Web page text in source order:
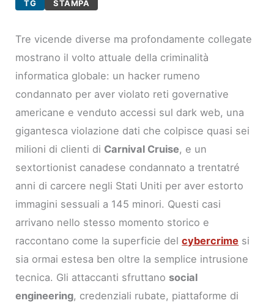
TG STAMPA
Tre vicende diverse ma profondamente collegate
mostrano il volto attuale della criminalità
informatica globale: un hacker rumeno
condannato per aver violato reti governative
americane e venduto accessi sul dark web, una
gigantesca violazione dati che colpisce quasi sei
milioni di clienti di Carnival Cruise, e un
sextortionist canadese condannato a trentatré
anni di carcere negli Stati Uniti per aver estorto
immagini sessuali a 145 minori. Questi casi
arrivano nello stesso momento storico e
raccontano come la superficie delcybercrime si
sia ormai estesa ben oltre la semplice intrusione
tecnica. Gli attaccanti sfruttano social
engineering, credenziali rubate, piattaforme di